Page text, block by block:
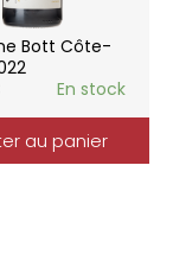
Bott Côte-
En stock
au panier